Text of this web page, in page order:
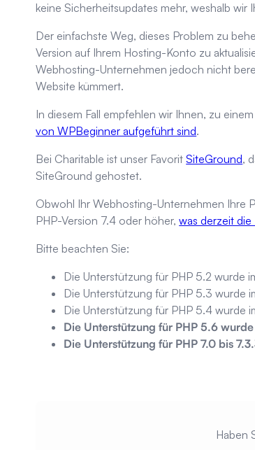
keine Sicherheitsupdates mehr, weshalb
Der einfachste Weg, dieses Problem zu
Version auf Ihrem Hosting-Konto zu
Webhosting-Unternehmen jedoch nicht
Website kümmert.
In diesem Fall empfehlen wir Ihnen, zu
von WPBeginner aufgeführt sind.
Bei Charitable ist unser FavoritSiteGround,
SiteGround gehostet.
Obwohl Ihr Webhosting-Unternehmen Ihre
PHP-Version 7.4 oder höher,was derzeit
Bitte beachten Sie:
Die Unterstützung für PHP 5.2 wurde
Die Unterstützung für PHP 5.3 wurde
Die Unterstützung für PHP 5.4 wurde
Die Unterstützung für PHP 5.6
Die Unterstützung für PHP 7.0 bis
Haben